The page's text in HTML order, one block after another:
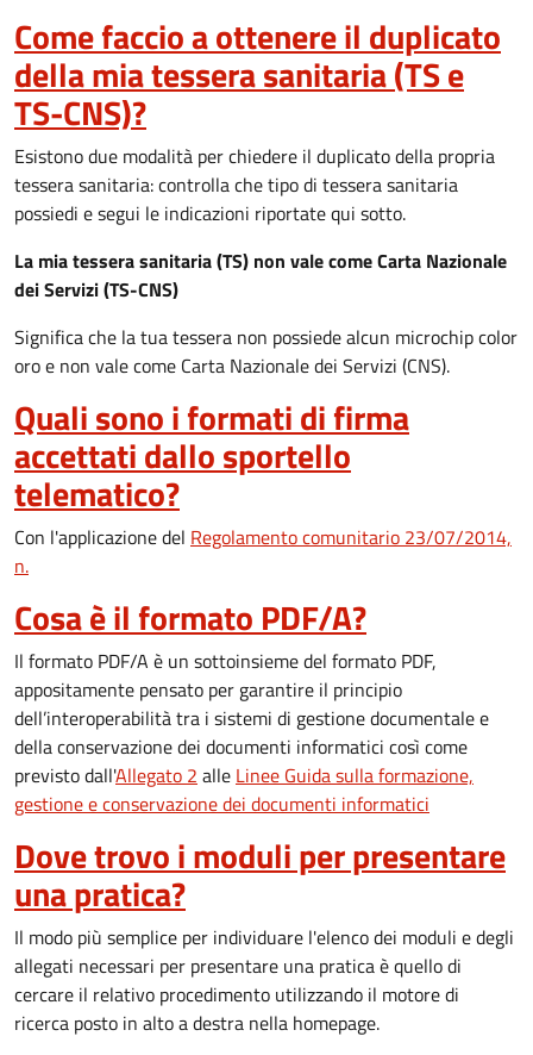
Come faccio a ottenere il duplicato
della mia tessera sanitaria (TS e
TS-CNS)?
Esistono due modalità per chiedere il duplicato della propria
tessera sanitaria: controlla che tipo di tessera sanitaria
possiedi e segui le indicazioni riportate qui sotto.
La mia tessera sanitaria (TS) non vale come Carta Nazionale
dei Servizi (TS-CNS)
Significa che la tua tessera non possiede alcun microchip color
oro e non vale come Carta Nazionale dei Servizi (CNS).
Quali sono i formati di firma
accettati dallo sportello
telematico?
Con l'applicazione del Regolamento comunitario 23/07/2014,
n.
Cosa è il formato PDF/A?
Il formato PDF/A è un sottoinsieme del formato PDF,
appositamente pensato per garantire il principio
dell’interoperabilità tra i sistemi di gestione documentale e
della conservazione dei documenti informatici così come
previsto dall'Allegato 2 alle Linee Guida sulla formazione,
gestione e conservazione dei documenti informatici
Dove trovo i moduli per presentare
una pratica?
Il modo più semplice per individuare l'elenco dei moduli e degli
allegati necessari per presentare una pratica è quello di
cercare il relativo procedimento utilizzando il motore di
ricerca posto in alto a destra nella homepage.